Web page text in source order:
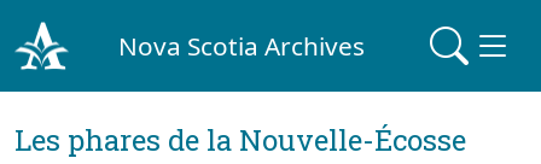
Nova Scotia Archives
Les phares de la Nouvelle-Écosse